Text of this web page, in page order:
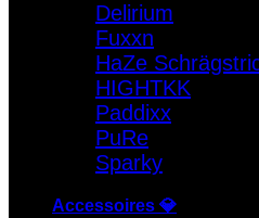
Delirium
Fuxxn
HaZe
HIGHTKK
Paddixx
PuRe
Sparky
Accessoires 💎